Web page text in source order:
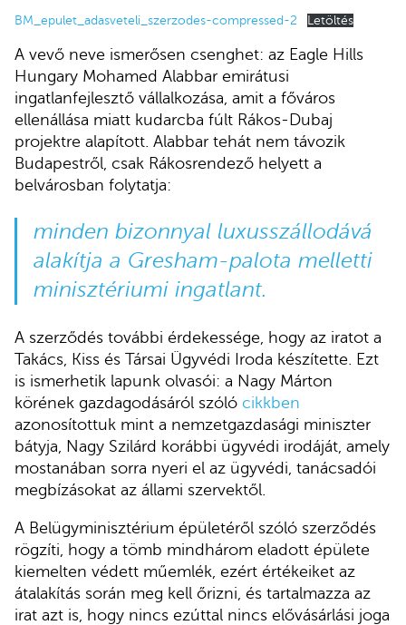
BM_epulet_adasveteli_szerzodes-compressed-2 Letöltés
A vevő neve ismerősen csenghet: az Eagle Hills
Hungary Mohamed Alabbar emirátusi
ingatlanfejlesztő vállalkozása, amit a főváros
ellenállása miatt kudarcba fúlt Rákos-Dubaj
projektre alapított. Alabbar tehát nem távozik
Budapestről, csak Rákosrendező helyett a
belvárosban folytatja:
minden bizonnyal luxusszállodává
alakítja a Gresham-palota melletti
minisztériumi ingatlant.
A szerződés további érdekessége, hogy az iratot a
Takács, Kiss és Társai Ügyvédi Iroda készítette. Ezt
is ismerhetik lapunk olvasói: a Nagy Márton
körének gazdagodásáról szóló cikkben
azonosítottuk mint a nemzetgazdasági miniszter
bátyja, Nagy Szilárd korábbi ügyvédi irodáját, amely
mostanában sorra nyeri el az ügyvédi, tanácsadói
megbízásokat az állami szervektől.
A Belügyminisztérium épületéről szóló szerződés
rögzíti, hogy a tömb mindhárom eladott épülete
kiemelten védett műemlék, ezért értékeiket az
átalakítás során meg kell őrizni, és tartalmazza az
irat azt is, hogy nincs ezúttal nincs elővásárlási joga